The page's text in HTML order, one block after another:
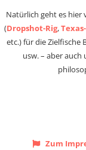
Natürlich geht es hier
(Dropshot-Rig,
etc.) für die Zielfische
usw. – aber
Zum